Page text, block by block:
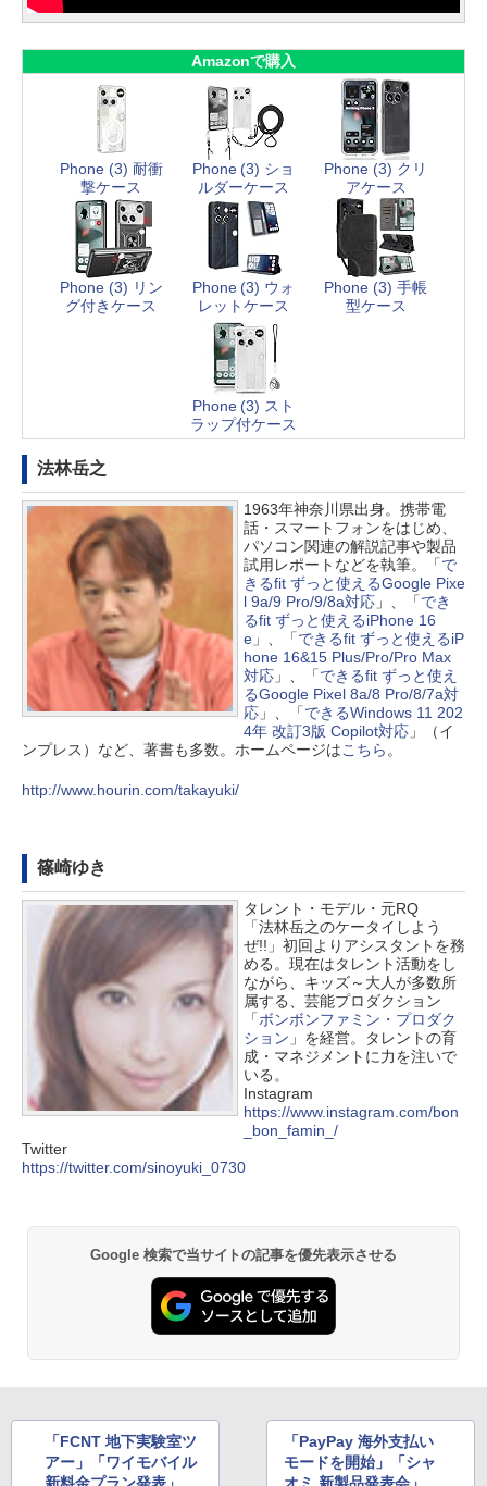
Amazonで購入
Phone (3) 耐衝
撃ケース
Phone (3) ショ
ルダーケース
Phone (3) クリ
アケース
Phone (3) リン
グ付きケース
Phone (3) ウォ
レットケース
Phone (3) 手帳
型ケース
Phone (3) スト
ラップ付ケース
法林岳之
1963年神奈川県出身。携帯電
話・スマートフォンをはじめ、
パソコン関連の解説記事や製品
試用レポートなどを執筆。「で
きるfit ずっと使えるGoogle Pixe
l 9a/9 Pro/9/8a対応」、「でき
るfit ずっと使えるiPhone 16
e 」、「できるfit ずっと使えるiP
hone 16&15 Plus/Pro/Pro Max
対応」、「できるfit ずっと使え
るGoogle Pixel 8a/8 Pro/8/7a対
応 」、「できるWindows 11 202
4年 改訂3版 Copilot対応」（イ
ンプレス）など、著書も多数。ホームページはこちら 。
http://www.hourin.com/takayuki/
篠崎ゆき
タレント・モデル・元RQ
「法林岳之のケータイしよう
ぜ!!」初回よりアシスタントを務
める。現在はタレント活動をし
ながら、キッズ～大人が多数所
属する、芸能プロダクション
「ボンボンファミン・プロダク
ション 」を経営。タレントの育
成・マネジメントに力を注いで
いる。
Instagram
https://www.instagram.com/bon
_bon_famin_/
Twitter
https://twitter.com/sinoyuki_0730
Google 検索で当サイトの記事を優先表示させる
「FCNT 地下実験室ツ
アー」「ワイモバイル
「PayPay 海外支払い
モードを開始」「シャ